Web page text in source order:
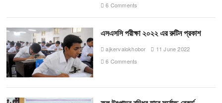
6 Comments
এসএসসি পরীক্ষা ২০২২ এর রুটিন প্রকাশ
ajkervalokhobor
11 June 2022
6 Comments